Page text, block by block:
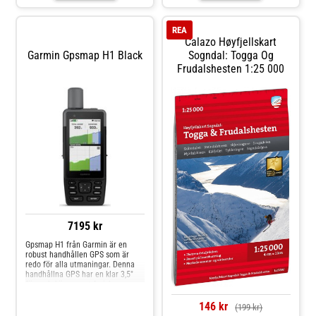
hittar du information om fria
om inkvartering och övernattning.
till cykelsemestern.
Garmin Gpsmap H1 Black
7195 kr
Gpsmap H1 från Garmin är en
robust handhållen GPS som är
redo för alla utmaningar. Denna
handhållna GPS har en klar 3,5″
Calazo Høyfjellskart
Sogndal: Togga Og
Frudalshesten 1:25 000
REA
146 kr (199 kr)